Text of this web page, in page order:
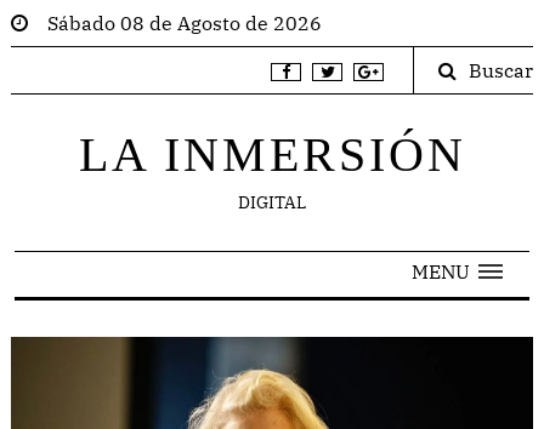
Sábado 08 de Agosto de 2026
Buscar
LA INMERSIÓN
DIGITAL
MENU